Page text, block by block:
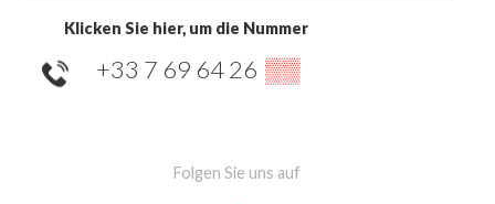
Klicken Sie hier, um die Nummer
+33 7 69 64 26 ▒▒
Folgen Sie uns auf